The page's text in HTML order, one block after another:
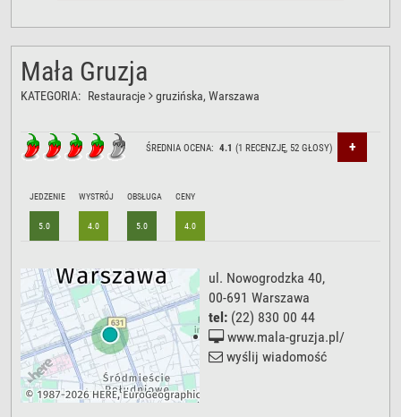
Mała Gruzja
KATEGORIA: Restauracje gruzińska, Warszawa
ŚREDNIA OCENA:4.1 (1 RECENZJĘ, 52 GŁOSY) +
JEDZENIE
5.0
WYSTRÓJ
4.0
OBSŁUGA
5.0
CENY
4.0
ul. Nowogrodzka 40,
00-691 Warszawa
tel: (22) 830 00 44
www.mala-gruzja.pl/
wyślij wiadomość